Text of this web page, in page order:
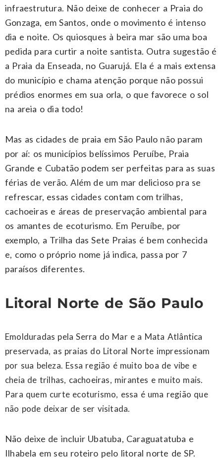
infraestrutura. Não deixe de conhecer a Praia do
Gonzaga, em Santos, onde o movimento é intenso
dia e noite. Os quiosques à beira mar são uma boa
pedida para curtir a noite santista. Outra sugestão é
a Praia da Enseada, no Guarujá. Ela é a mais extensa
do município e chama atenção porque não possui
prédios enormes em sua orla, o que favorece o sol
na areia o dia todo!
Mas as cidades de praia em São Paulo não param
por aí: os municípios belíssimos Peruíbe, Praia
Grande e Cubatão podem ser perfeitas para as suas
férias de verão. Além de um mar delicioso pra se
refrescar, essas cidades contam com trilhas,
cachoeiras e áreas de preservação ambiental para
os amantes de ecoturismo. Em Peruíbe, por
exemplo, a Trilha das Sete Praias é bem conhecida
e, como o próprio nome já indica, passa por 7
paraísos diferentes.
Litoral Norte de São Paulo
Emolduradas pela Serra do Mar e a Mata Atlântica
preservada, as praias do Litoral Norte impressionam
por sua beleza. Essa região é muito boa de vibe e
cheia de trilhas, cachoeiras, mirantes e muito mais.
Para quem curte ecoturismo, essa é uma região que
não pode deixar de ser visitada.
Não deixe de incluir Ubatuba, Caraguatatuba e
Ilhabela em seu roteiro pelo litoral norte de SP.